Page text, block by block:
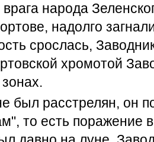
врага народа
надолго
срослась,
хромотой
был расстрелян, он
то есть поражение